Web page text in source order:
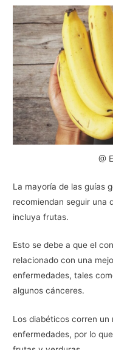
@
La mayoría de las guías
recomiendan seguir una
incluya frutas.
Esto se debe a que el
relacionado con una
enfermedades, tales
algunos cánceres.
Los diabéticos corren
enfermedades, por lo